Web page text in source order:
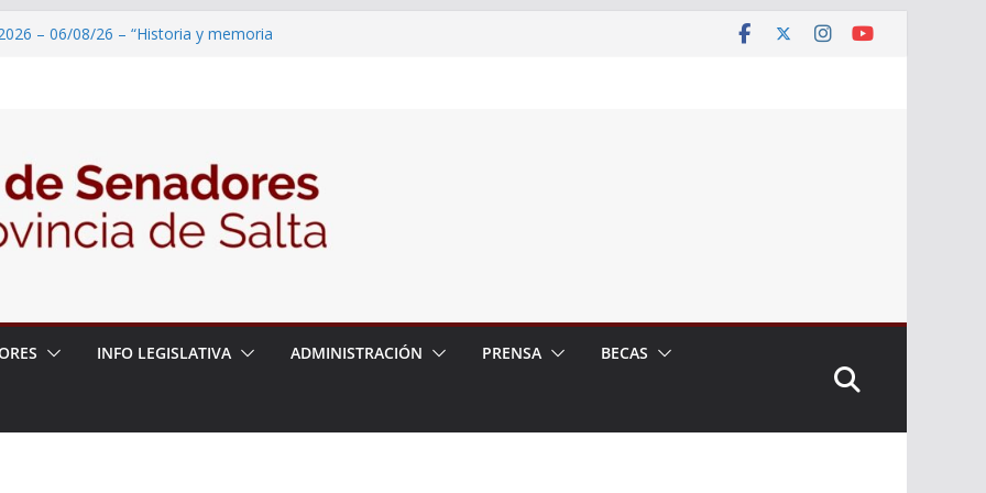
– 06/08/26 – “Historia y memoria
– 06/08/26 – Presentación del libro
del Dr. Víctor Alfredo Frías
– 06/08/26 – 82° Edición de la Expo
INFO LEGISLATIVA ADMINISTRACIÓN PRENSA BECAS